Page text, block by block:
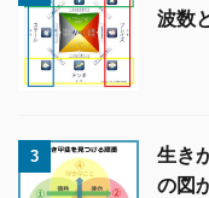
波数
3
生き
の図